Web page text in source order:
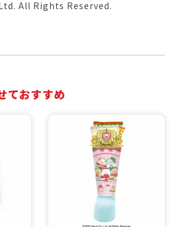
All Rights Reserved.
ておすすめ